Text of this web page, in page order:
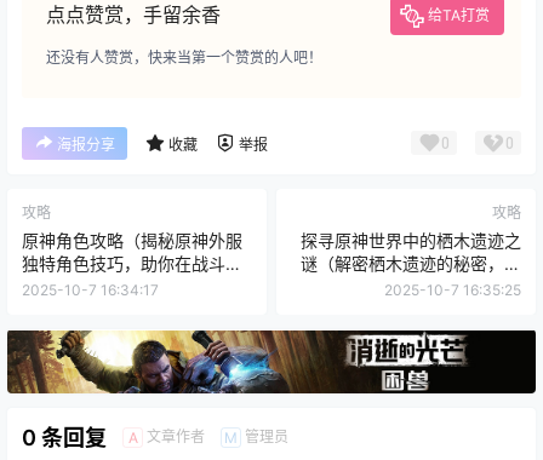
点点赞赏，手留余香 给TA打赏
还没有人赞赏，快来当第一个赞赏的人吧！
海报分享 收藏 举报 0 0
攻略
原神角色攻略（揭秘原神外服
独特角色技巧，助你在战斗中
更上一层楼！）
2025-10-7 16:34:17
攻略
探寻原神世界中的栖木遗迹之
谜（解密栖木遗迹的秘密，揭
开原神世界的古代文明密码）
2025-10-7 16:35:25
0 条回复 A 文章作者 M 管理员